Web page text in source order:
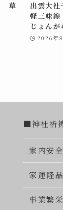
草
出雲大
軽三味
じょんが
2026年8
■神社祈
家内安全
家運隆晶
事業繁栄